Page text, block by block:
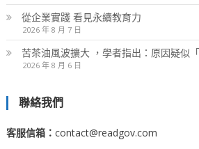
從企業實踐 看見永續教育力
2026 年 8 月 7 日
苦茶油風波擴大 ，學者指出：原因疑似
2026 年 8 月 6 日
聯絡我們
客服信箱： contact@readgov.com